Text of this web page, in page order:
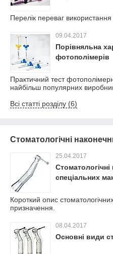
Перелік переваг використання
09.04.2017
Порівняльна
фотополімерів
Практичний тест
найбільш популярних
Всі статті розділу (6)
Стоматологічні
25.04.2017
спеціальних
Короткий опис
призначення.
08.04.2017
Основні види